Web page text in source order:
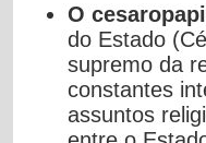
O
do Estado
supremo da
constantes
assuntos